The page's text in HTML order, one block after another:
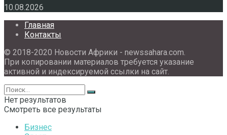
10.08.2026
Главная
Контакты
© 2018-2020 Новости Африки - newssahara.com.
При копировании материалов требуется указание
активной и индексируемой ссылки на сайт.
Нет результатов
Смотреть все результаты
Бизнес